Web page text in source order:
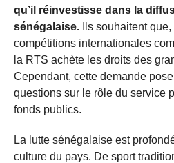
qu’il réinvestisse dans la
sénégalaise.
Ils souhaitent
compétitions internationales
la RTS achète les droits des
Cependant, cette demande
questions sur le rôle du service
fonds publics.
La lutte sénégalaise est
culture du pays. De sport